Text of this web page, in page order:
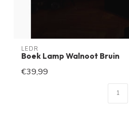
LEDR
Boek Lamp Walnoot Bruin
€39,99